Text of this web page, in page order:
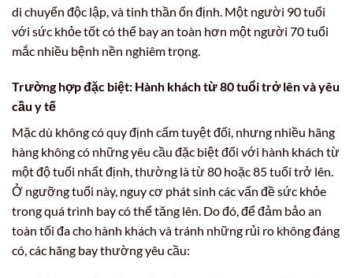
di chuyển độc lập, và tinh thần ổn định. Một người 90 tuổi
với sức khỏe tốt có thể bay an toàn hơn một người 70 tuổi
mắc nhiều bệnh nền nghiêm trọng.
Trường hợp đặc biệt: Hành khách từ 80 tuổi trở lên và yêu
cầu y tế
Mặc dù không có quy định cấm tuyệt đối, nhưng nhiều hãng
hàng không có những yêu cầu đặc biệt đối với hành khách từ
một độ tuổi nhất định, thường là từ 80 hoặc 85 tuổi trở lên.
Ở ngưỡng tuổi này, nguy cơ phát sinh các vấn đề sức khỏe
trong quá trình bay có thể tăng lên. Do đó, để đảm bảo an
toàn tối đa cho hành khách và tránh những rủi ro không đáng
có, các hãng bay thường yêu cầu: